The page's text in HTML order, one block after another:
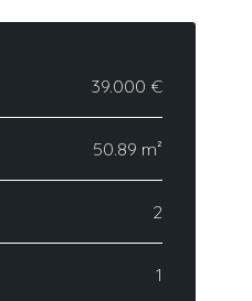
39.000 €
50.89 m²
2
1